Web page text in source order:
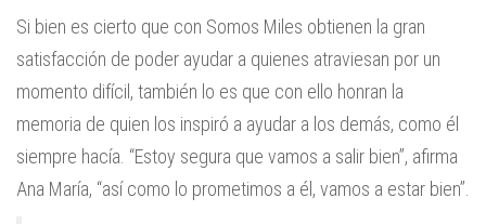
Si bien es cierto que con Somos Miles obtienen la gran
satisfacción de poder ayudar a quienes atraviesan por un
momento difícil, también lo es que con ello honran la
memoria de quien los inspiró a ayudar a los demás, como él
siempre hacía. “Estoy segura que vamos a salir bien”, afirma
Ana María, “así como lo prometimos a él, vamos a estar bien”.